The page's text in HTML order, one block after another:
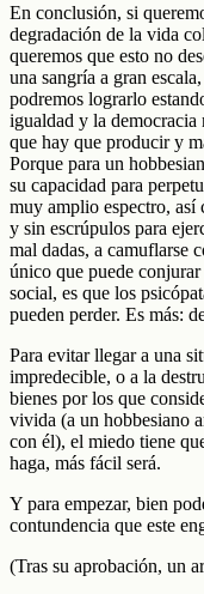
En conclusión, si
degradación de la vida
queremos que esto no
una sangría a gran
podremos lograrlo
igualdad y la democracia
que hay que producir y
Porque para un
su capacidad para
muy amplio espectro, así
y sin escrúpulos para
mal dadas, a camuflarse
único que puede
social, es que los
pueden perder. Es más:
Para evitar llegar a una
impredecible, o a la
bienes por los que
vivida (a un hobbesiano
con él), el miedo tiene
haga, más fácil será.
Y para empezar, bien
contundencia que este
(Tras su aprobación, un